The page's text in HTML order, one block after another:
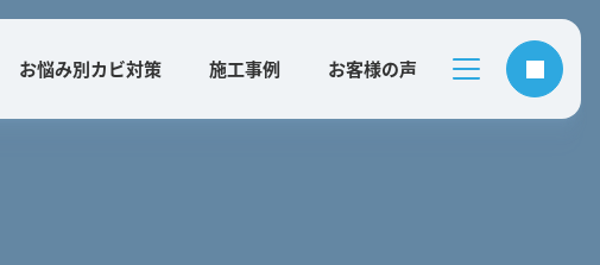
お悩み別カビ対策 施工事例 お客様の声